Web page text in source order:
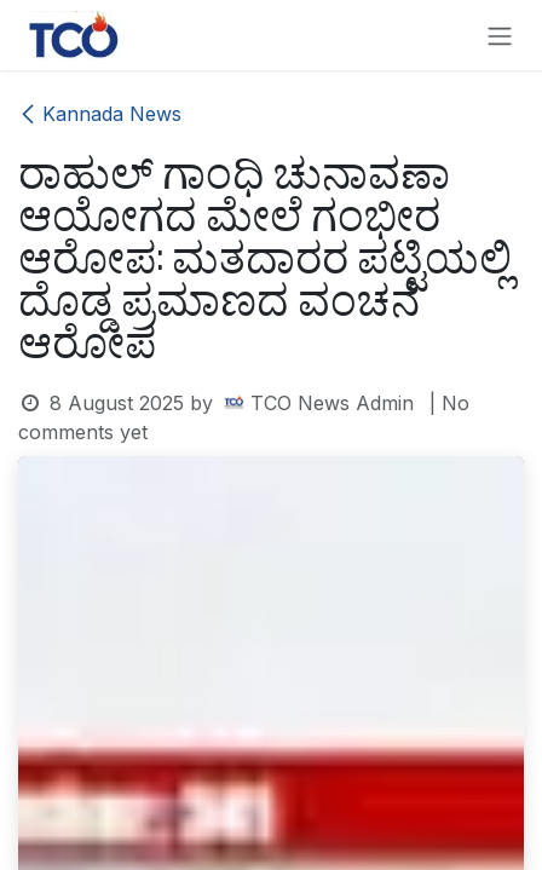
Skip to Content
Kannada News
ರಾಹುಲ್ ಗಾಂಧಿ ಚುನಾವಣಾ
ಆಯೋಗದ ಮೇಲೆ ಗಂಭೀರ
ಆರೋಪ: ಮತದಾರರ ಪಟ್ಟಿಯಲ್ಲಿ
ದೊಡ್ಡ ಪ್ರಮಾಣದ ವಂಚನೆ
ಆರೋಪ
8 August 2025 by TCO News Admin
| No
comments yet